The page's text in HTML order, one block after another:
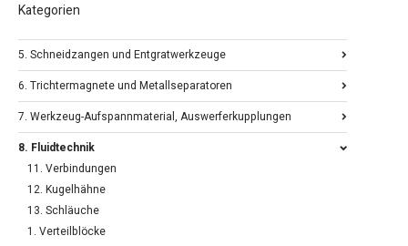
Kategorien
5. Schneidzangen und Entgratwerkzeuge
6. Trichtermagnete und Metallseparatoren
7. Werkzeug-Aufspannmaterial, Auswerferkupplungen
8. Fluidtechnik
11. Verbindungen
12. Kugelhähne
13. Schläuche
1. Verteilblöcke